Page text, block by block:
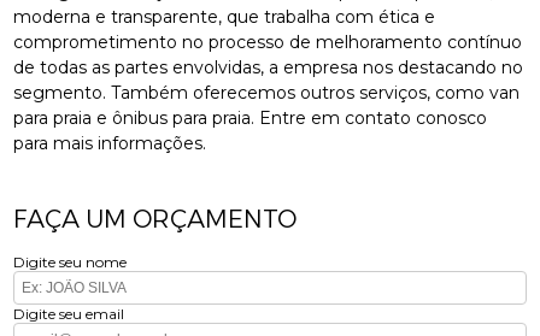
moderna e transparente, que trabalha com ética e
comprometimento no processo de melhoramento contínuo
de todas as partes envolvidas, a empresa nos destacando no
segmento. Também oferecemos outros serviços, como van
para praia e ônibus para praia. Entre em contato conosco
para mais informações.
FAÇA UM ORÇAMENTO
Digite seu nome
Digite seu email